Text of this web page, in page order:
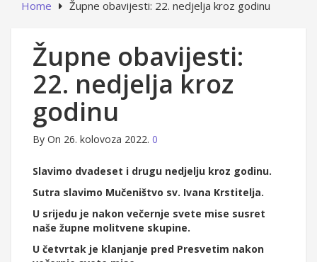
Home Župne obavijesti: 22. nedjelja kroz godinu
Župne obavijesti:
22. nedjelja kroz
godinu
By On 26. kolovoza 2022. 0
Slavimo dvadeset i drugu nedjelju kroz godinu.
Sutra slavimo Mučeništvo sv. Ivana Krstitelja.
U srijedu je nakon večernje svete mise susret
naše župne molitvene skupine.
U četvrtak je klanjanje pred Presvetim nakon